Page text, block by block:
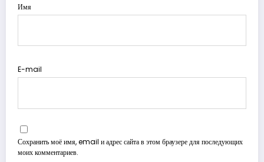
Имя
E-mail
Сохранить моё имя, email и адрес сайта в этом браузере для последующих
моих комментариев.